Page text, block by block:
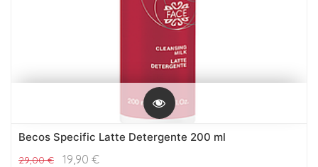
Becos Specific Latte Detergente 200 ml
29,00€ 19,90 €